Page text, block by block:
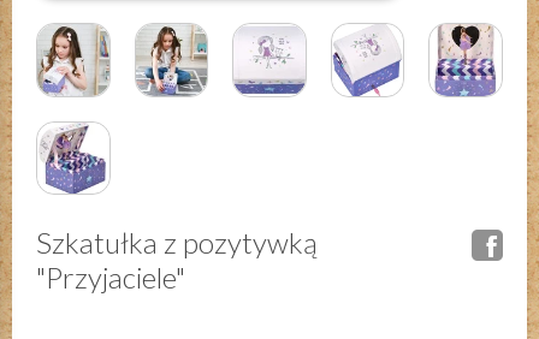
Szkatułka z pozytywką
"Przyjaciele"